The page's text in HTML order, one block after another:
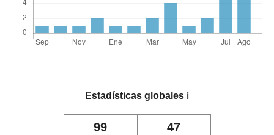
Estadísticas globales ℹ️
99 47